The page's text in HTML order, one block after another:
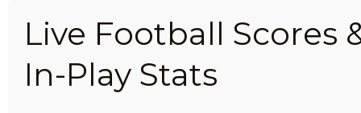
Live Football Scores
In-Play Stats